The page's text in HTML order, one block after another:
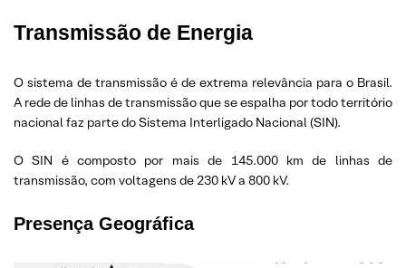
Transmissão de Energia
O sistema de transmissão é de extrema relevância para o Brasil.
A rede de linhas de transmissão que se espalha por todo território
nacional faz parte do Sistema Interligado Nacional (SIN).
O SIN é composto por mais de 145.000 km de linhas de
transmissão, com voltagens de 230 kV a 800 kV.
Presença Geográfica